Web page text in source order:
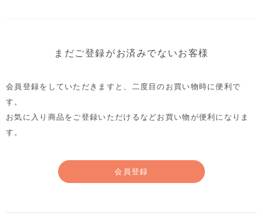
まだご登録がお済みでないお客様
会員登録をしていただきますと、二度目のお買い物時に便利で
す。
お気に入り商品をご登録いただけるなどお買い物が便利になりま
す。
会員登録